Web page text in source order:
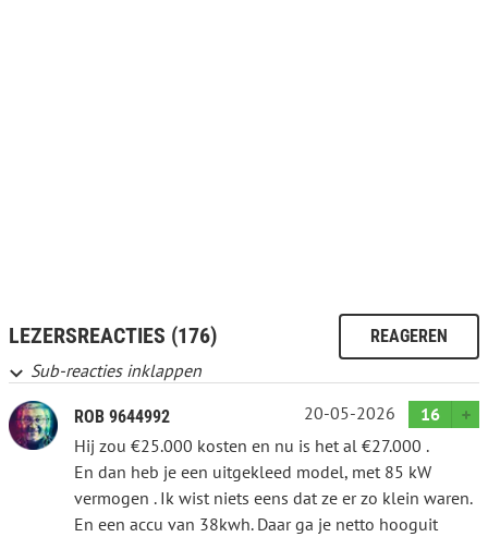
LEZERSREACTIES (176) REAGEREN
Sub-reacties inklappen
ROB 9644992 20-05-2026
16
Hij zou €25.000 kosten en nu is het al €27.000 .
En dan heb je een uitgekleed model, met 85 kW
vermogen . Ik wist niets eens dat ze er zo klein waren.
En een accu van 38kwh. Daar ga je netto hooguit